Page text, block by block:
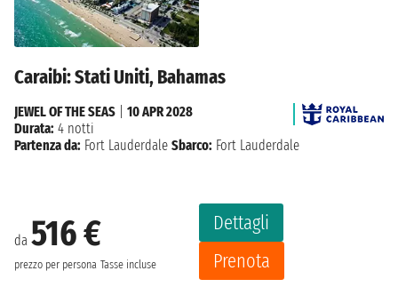
Caraibi: Stati Uniti, Bahamas
da 516 €
prezzo per persona Tasse incluse
Dettagli
Prenota
JEWEL OF THE SEAS
10 APR 2028
Durata: 4 notti
Partenza da: Fort Lauderdale Sbarco: Fort Lauderdale